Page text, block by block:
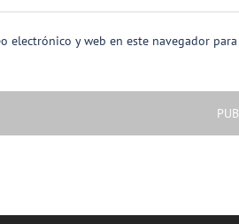
electrónico y web en este navegador